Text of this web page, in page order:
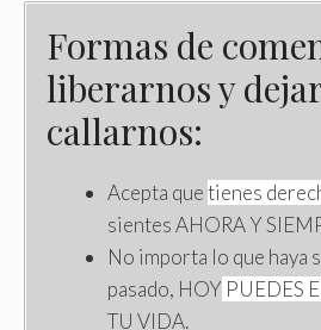
Formas de
liberarnos y
callarnos:
Acepta quetienes
sientes AHORA Y
No importa lo que haya
pasado, HOY PUEDES
TU VIDA.